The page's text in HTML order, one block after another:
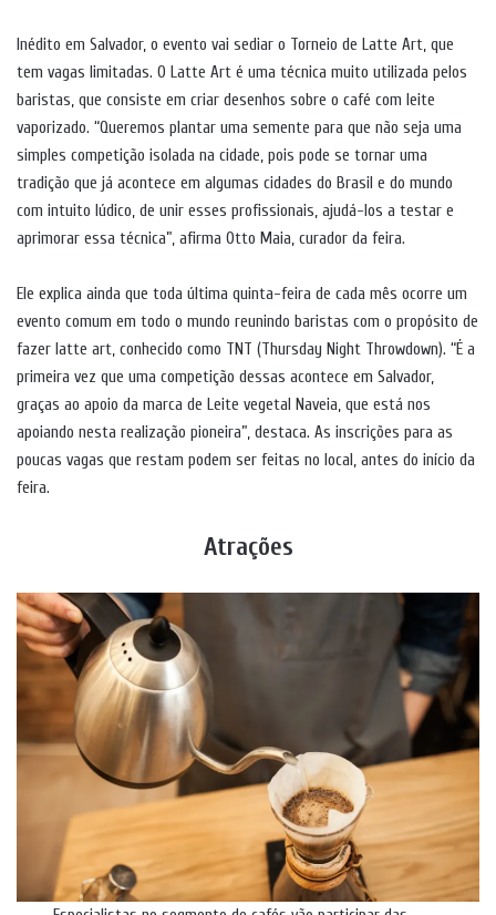
Inédito em Salvador, o evento vai sediar o Torneio de Latte Art, que
tem vagas limitadas. O Latte Art é uma técnica muito utilizada pelos
baristas, que consiste em criar desenhos sobre o café com leite
vaporizado. “Queremos plantar uma semente para que não seja uma
simples competição isolada na cidade, pois pode se tornar uma
tradição que já acontece em algumas cidades do Brasil e do mundo
com intuito lúdico, de unir esses profissionais, ajudá-los a testar e
aprimorar essa técnica”, afirma Otto Maia, curador da feira.
Ele explica ainda que toda última quinta-feira de cada mês ocorre um
evento comum em todo o mundo reunindo baristas com o propósito de
fazer latte art, conhecido como TNT (Thursday Night Throwdown). “É a
primeira vez que uma competição dessas acontece em Salvador,
graças ao apoio da marca de Leite vegetal Naveia, que está nos
apoiando nesta realização pioneira”, destaca. As inscrições para as
poucas vagas que restam podem ser feitas no local, antes do início da
feira.
Atrações